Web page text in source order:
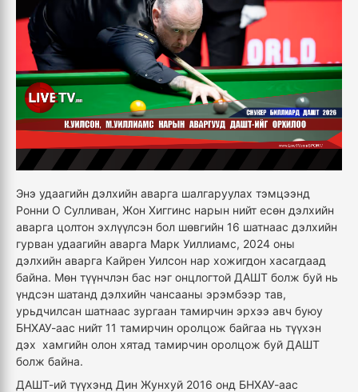
Энэ удаагийн дэлхийн аварга шалгаруулах тэмцээнд
Ронни О Сулливан, Жон Хиггинс нарын нийт есөн дэлхийн
аварга цолтон эхлүүлсэн бол шөвгийн 16 шатнаас дэлхийн
гурван удаагийн аварга Марк Уиллиамс, 2024 оны
дэлхийн аварга Кайрен Уилсон нар хожигдон хасагдаад
байна. Мөн түүнчлэн бас нэг онцлогтой ДАШТ болж буй нь
үндсэн шатанд дэлхийн чансааны эрэмбээр тав,
урьдчилсан шатнаас зургаан тамирчин эрхээ авч буюу
БНХАУ-аас нийт 11 тамирчин оролцож байгаа нь түүхэн
дэх хамгийн олон хятад тамирчин оролцож буй ДАШТ
болж байна.
ДАШТ-ий түүхэнд Дин Жунхуй 2016 онд БНХАУ-аас